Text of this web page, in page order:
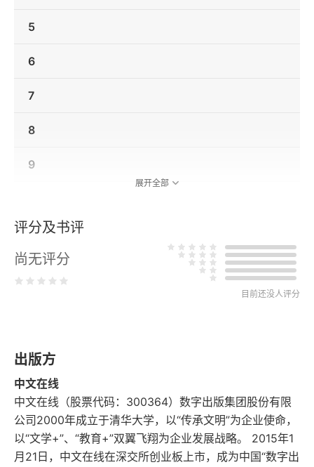
5
6
7
8
9
11
12
16
17
展开全部
评分及书评
尚无评分
目前还没人评分
出版方
中文在线
中文在线（股票代码：300364）数字出版集团股份有限
公司2000年成立于清华大学，以“传承文明”为企业使命，
以“文学+”、“教育+”双翼飞翔为企业发展战略。 2015年1
月21日，中文在线在深交所创业板上市，成为中国“数字出